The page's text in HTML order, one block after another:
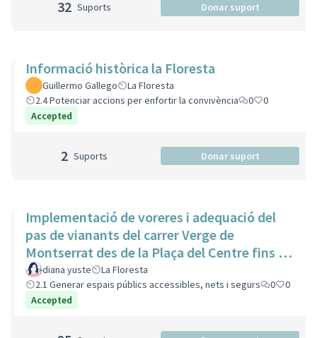
32 Suports Donar suport
Informació històrica la Floresta
Guillermo Gallego
La Floresta
2.4 Potenciar accions per enfortir la convivència
0
0
Accepted
2 Suports Donar suport
Implementació de voreres i adequació del
pas de vianants del carrer Verge de
Montserrat des de la Plaça del Centre fins a
l'estació de ferrocarrils
diana yuste
La Floresta
2.1 Generar espais públics accessibles, nets i segurs
0
0
Accepted